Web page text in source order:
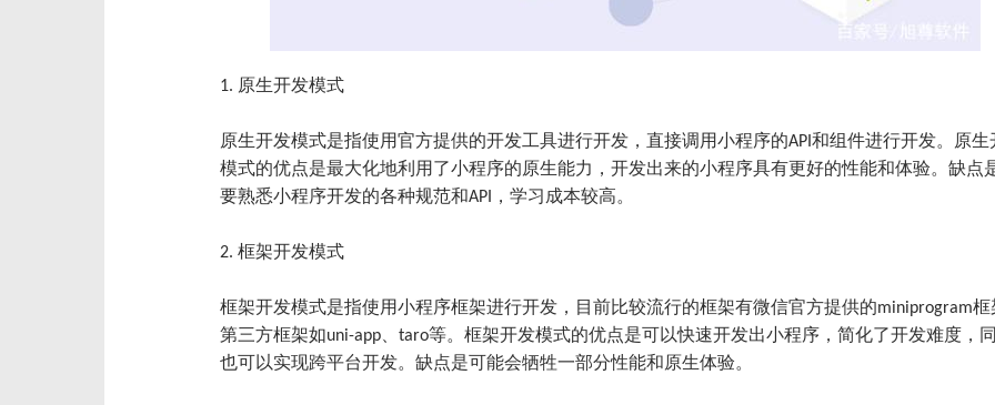
1. 原生开发模式
原生开发模式是指使用官方提供的开发工具进行开发，直接调用小程序的API和组件进行开发。原生
模式的优点是最大化地利用了小程序的原生能力，开发出来的小程序具有更好的性能和体验。缺点
要熟悉小程序开发的各种规范和API，学习成本较高。
2. 框架开发模式
框架开发模式是指使用小程序框架进行开发，目前比较流行的框架有微信官方提供的miniprogram框
第三方框架如uni-app、taro等。框架开发模式的优点是可以快速开发出小程序，简化了开发难度，
也可以实现跨平台开发。缺点是可能会牺牲一部分性能和原生体验。